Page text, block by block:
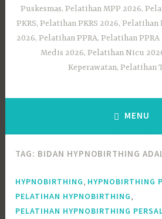
Puskesmas, Pelatihan MPP 2026,
PKRS, Pelatihan PKRS 2026, Pelatihan
2026, Pelatihan PPRA, Pelatihan
Medis 2026, Pelatihan Nicu
Keperawatan, Pelatihan
MENU
TAG: BIDAN HYPNOBIRTHING
HYPNOBIRTHING HYPNOBIRTHING
PELATIHAN HYPNOBIRTHING
PELATIHAN HYPNOBIRTHING